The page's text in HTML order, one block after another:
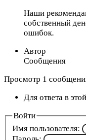
Наши
собственный
ошибок.
Автор
Сообщения
Просмотр 1
Для ответа в
Войти
Имя пользователя: